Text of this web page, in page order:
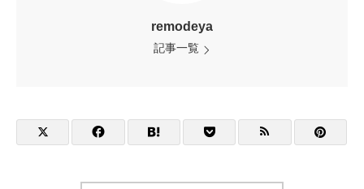
remodeya
記事一覧